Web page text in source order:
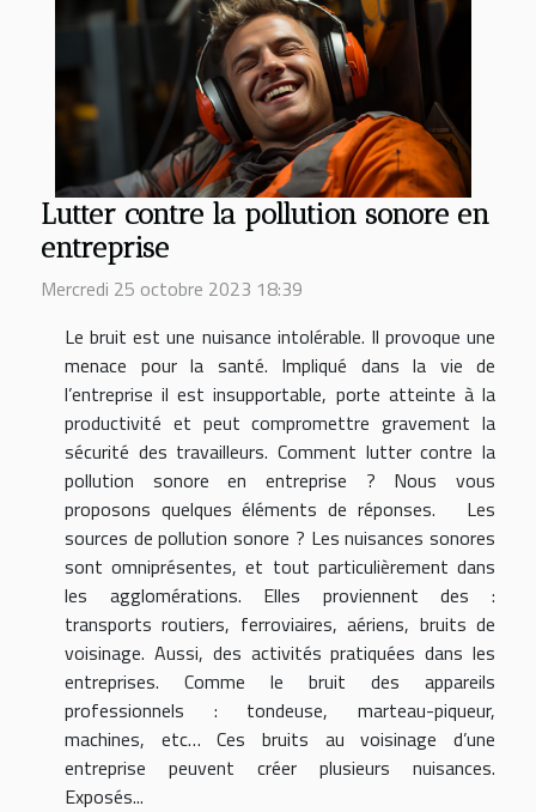
Lutter contre la pollution sonore en
entreprise
Mercredi 25 octobre 2023 18:39
Le bruit est une nuisance intolérable. Il provoque une
menace pour la santé. Impliqué dans la vie de
l’entreprise il est insupportable, porte atteinte à la
productivité et peut compromettre gravement la
sécurité des travailleurs. Comment lutter contre la
pollution sonore en entreprise ? Nous vous
proposons quelques éléments de réponses. Les
sources de pollution sonore ? Les nuisances sonores
sont omniprésentes, et tout particulièrement dans
les agglomérations. Elles proviennent des :
transports routiers, ferroviaires, aériens, bruits de
voisinage. Aussi, des activités pratiquées dans les
entreprises. Comme le bruit des appareils
professionnels : tondeuse, marteau-piqueur,
machines, etc… Ces bruits au voisinage d’une
entreprise peuvent créer plusieurs nuisances.
Exposés...